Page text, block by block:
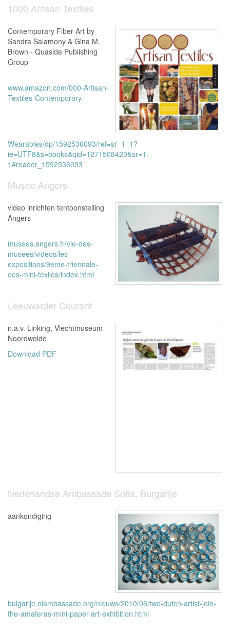
1000 Artisan Textiles
Contemporary Fiber Art by
Sandra Salamony & Gina M.
Brown - Quaside Publishing
Group
www.amazon.com/000-Artisan-
Textiles-Contemporary-
Wearables/dp/1592536093/ref=sr_1_1?
ie=UTF8&s=books&qid=1271508420&sr=1-
1#reader_1592536093
Musee Angers
video inrichten tentoonstelling
Angers
musees.angers.fr/vie-des-
musees/videos/les-
expositions/9eme-triennale-
des-mini-texiles/index.html
Leeuwarder Courant
n.a.v. Linking, Vlechtmuseum
Noordwolde
Download PDF
Nederlandse Ambassade Sofia, Burgarije
aankondiging
bulgarije.nlambassade.org/nieuws/2010/06/two-dutch-artist-join-
the-amateras-mini-paper-art-exhibition.html